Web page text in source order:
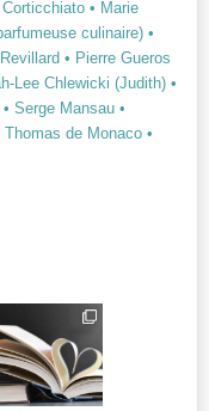
• Marie
culinaire) •
• Pierre Gueros
Lee Chlewicki (Judith) •
• Serge Mansau •
Thomas de Monaco •